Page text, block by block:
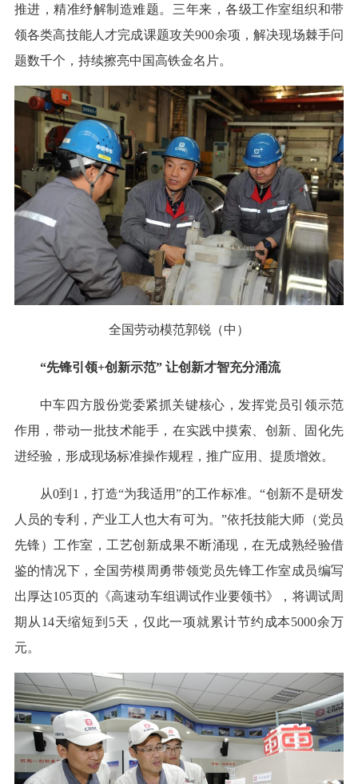
推进，精准纾解制造难题。三年来，各级工作室组织和带
领各类高技能人才完成课题攻关900余项，解决现场棘手问
题数千个，持续擦亮中国高铁金名片。
全国劳动模范郭锐（中）
“先锋引领+创新示范” 让创新才智充分涌流
中车四方股份党委紧抓关键核心，发挥党员引领示范
作用，带动一批技术能手，在实践中摸索、创新、固化先
进经验，形成现场标准操作规程，推广应用、提质增效。
从0到1，打造“为我适用”的工作标准。“创新不是研发
人员的专利，产业工人也大有可为。”依托技能大师（党员
先锋）工作室，工艺创新成果不断涌现，在无成熟经验借
鉴的情况下，全国劳模周勇带领党员先锋工作室成员编写
出厚达105页的《高速动车组调试作业要领书》，将调试周
期从14天缩短到5天，仅此一项就累计节约成本5000余万
元。